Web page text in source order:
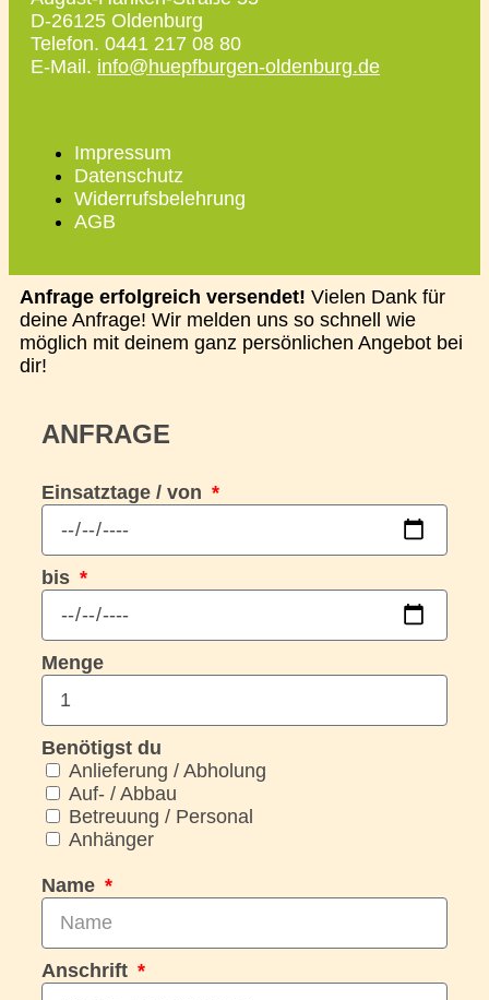
D-26125 Oldenburg
Telefon. 0441 217 08 80
E-Mail. info@huepfburgen-oldenburg.de
Impressum
Datenschutz
Widerrufsbelehrung
AGB
Anfrage erfolgreich versendet! Vielen Dank für
deine Anfrage! Wir melden uns so schnell wie
möglich mit deinem ganz persönlichen Angebot bei
dir!
ANFRAGE
Einsatztage / von
bis
Menge
Benötigst du
Anlieferung / Abholung
Auf- / Abbau
Betreuung / Personal
Anhänger
Name
Anschrift